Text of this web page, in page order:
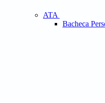
ATA
Bacheca